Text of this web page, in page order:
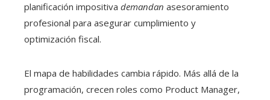
planificación impositiva demandan asesoramiento
profesional para asegurar cumplimiento y
optimización fiscal.
El mapa de habilidades cambia rápido. Más allá de la
programación, crecen roles como Product Manager,